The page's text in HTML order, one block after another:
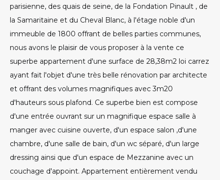
parisienne, des quais de seine, de la Fondation Pinault , de
la Samaritaine et du Cheval Blanc, à l'étage noble d'un
immeuble de 1800 offrant de belles parties communes,
nous avons le plaisir de vous proposer à la vente ce
superbe appartement d'une surface de 28,38m2 loi carrez
ayant fait l'objet d'une très belle rénovation par architecte
et offrant des volumes magnifiques avec 3m20
d'hauteurs sous plafond. Ce superbe bien est compose
d'une entrée ouvrant sur un magnifique espace salle à
manger avec cuisine ouverte, d'un espace salon ,d'une
chambre, d'une salle de bain, d'un wc séparé, d'un large
dressing ainsi que d'un espace de Mezzanine avec un
couchage d'appoint. Appartement entièrement vendu